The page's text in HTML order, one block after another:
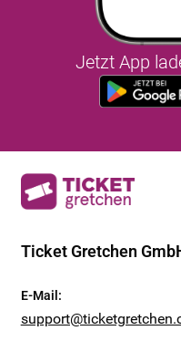
Jetzt App
Ticket Gretchen
E-Mail :